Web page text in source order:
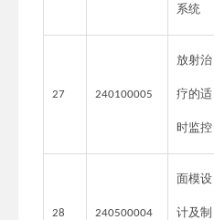
系统
27 240100005
放射治
疗的适
时监控
28 240500004
面模设
计及制